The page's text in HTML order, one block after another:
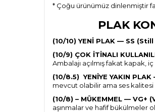
* Çoğu ürünümüz dinlenmiştir
PLAK
(10/10) YENİ PLAK — SS
(10/9) ÇOK İTİNALI
Ambalajı açılmış fakat kapak,
(10/8.5) YENİYE YAKIN
mevcut olabilir ama ses
(10/8) – MÜKEMMEL — VG+
aşınmalar ve hafif bükülmeler